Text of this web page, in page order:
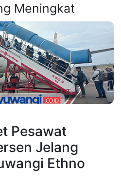
Meningkat
Pesawat
Jelang
Ethno